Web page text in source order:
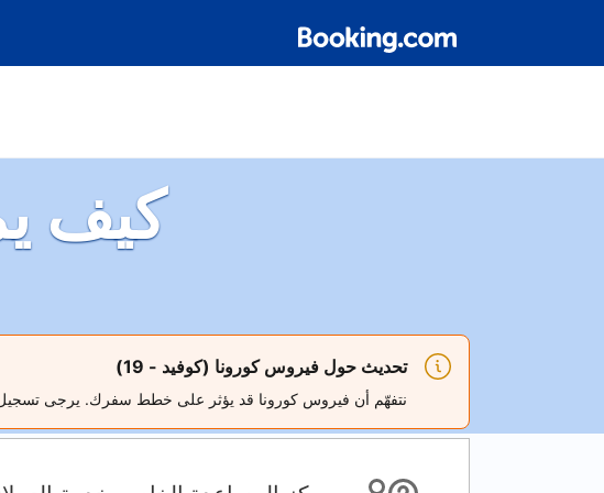
كيف
تحديث حول فيروس كورونا (كوفيد - 19)
نتفهّم أن فيروس كورونا قد يؤثر على خطط سفرك. يرجى